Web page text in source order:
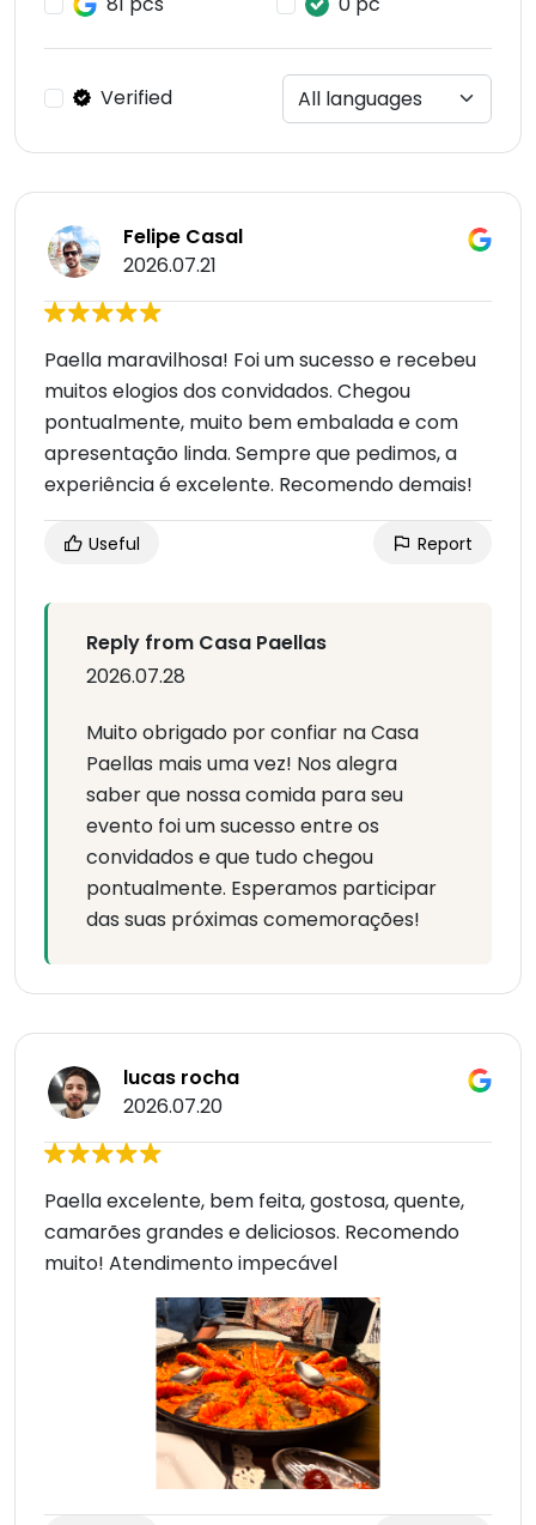
Verified
Felipe Casal
2026.07.21
Paella maravilhosa! Foi um sucesso e recebeu
muitos elogios dos convidados. Chegou
pontualmente, muito bem embalada e com
apresentação linda. Sempre que pedimos, a
experiência é excelente. Recomendo demais!
Useful Report
Reply from Casa Paellas
2026.07.28
Muito obrigado por confiar na Casa
Paellas mais uma vez! Nos alegra
saber que nossa comida para seu
evento foi um sucesso entre os
convidados e que tudo chegou
pontualmente. Esperamos participar
das suas próximas comemorações!
lucas rocha
2026.07.20
Paella excelente, bem feita, gostosa, quente,
camarões grandes e deliciosos. Recomendo
muito! Atendimento impecável